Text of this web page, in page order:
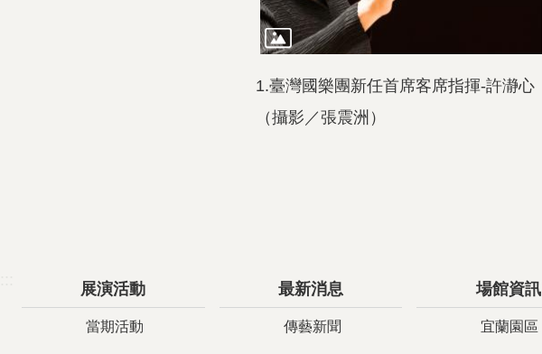
1.臺灣國樂團新任首席客席指揮-許瀞心
（攝影／張震洲）
展演活動
當期活動
最新消息
傳藝新聞
場館資訊
宜蘭園區